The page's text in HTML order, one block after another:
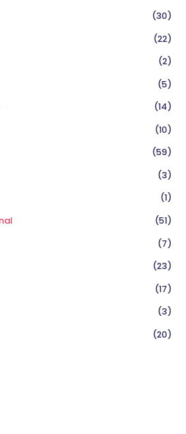
(30)
(22)
(2)
(5)
(14)
(10)
(59)
(3)
(1)
(51)
(7)
(23)
(17)
(3)
(20)